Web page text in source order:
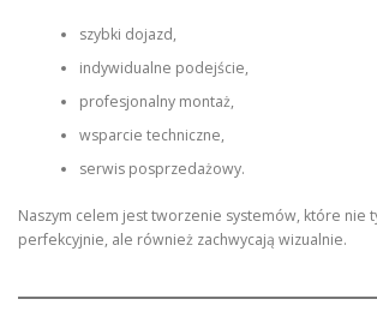
szybki dojazd,
indywidualne podejście,
profesjonalny montaż,
wsparcie techniczne,
serwis posprzedażowy.
Naszym celem jest tworzenie systemów, które nie
perfekcyjnie, ale również zachwycają wizualnie.